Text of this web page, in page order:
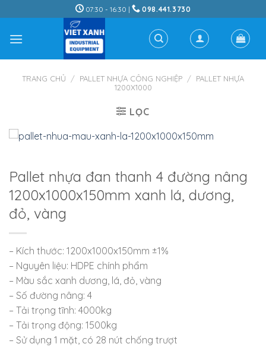
to
content
07:30 - 16:30 | 098.441.3730
TRANG CHỦ / PALLET NHỰA CÔNG NGHIỆP / PALLET NHỰA
1200X1000
LỌC
Pallet nhựa đan thanh 4 đường nâng
1200x1000x150mm xanh lá, dương,
đỏ, vàng
– Kích thước: 1200x1000x150mm ±1%
– Nguyên liệu: HDPE chính phẩm
– Màu sắc xanh dương, lá, đỏ, vàng
– Số đường nâng: 4
– Tải trọng tĩnh: 4000kg
– Tải trọng động: 1500kg
– Sử dụng 1 mặt, có 28 nút chống trượt